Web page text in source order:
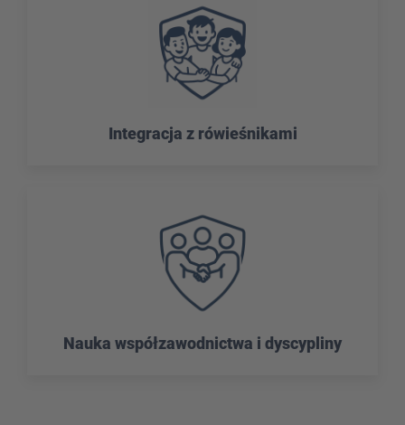
Integracja z rówieśnikami
Nauka współzawodnictwa i dyscypliny